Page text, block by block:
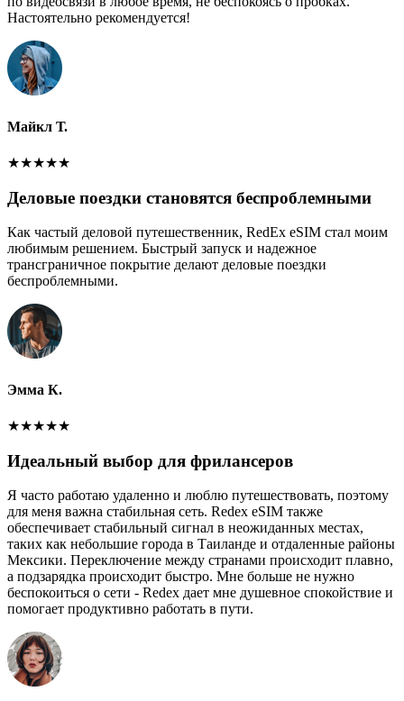
Настоятельно рекомендуется!
Майкл Т.
★★★★★
Деловые поездки становятся беспроблемными
Как частый деловой путешественник, RedEx eSIM стал моим
любимым решением. Быстрый запуск и надежное
трансграничное покрытие делают деловые поездки
беспроблемными.
Эмма К.
★★★★★
Идеальный выбор для фрилансеров
Я часто работаю удаленно и люблю путешествовать, поэтому
для меня важна стабильная сеть. Redex eSIM также
обеспечивает стабильный сигнал в неожиданных местах,
таких как небольшие города в Таиланде и отдаленные районы
Мексики. Переключение между странами происходит плавно,
а подзарядка происходит быстро. Мне больше не нужно
беспокоиться о сети - Redex дает мне душевное спокойствие и
помогает продуктивно работать в пути.